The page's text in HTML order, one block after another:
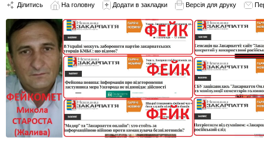
Ділитись На головну Додати в закладки Версія для друку